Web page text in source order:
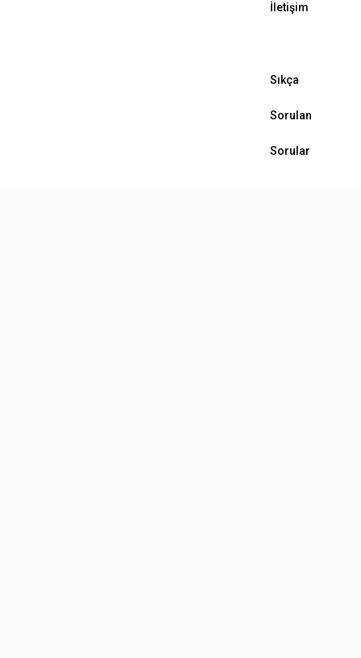
İletişim
Sıkça
Sorulan
Sorular